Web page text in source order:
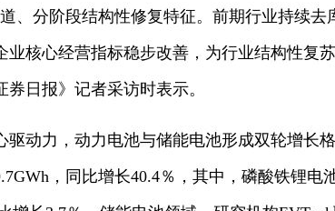
、分阶段结构性修复特征。前期行业持续去
核心经营指标稳步改善，为行业结构性复
日报》记者采访时表示。
动力，动力电池与储能电池形成双轮增长
，同比增长40.4％，其中，磷酸铁锂电